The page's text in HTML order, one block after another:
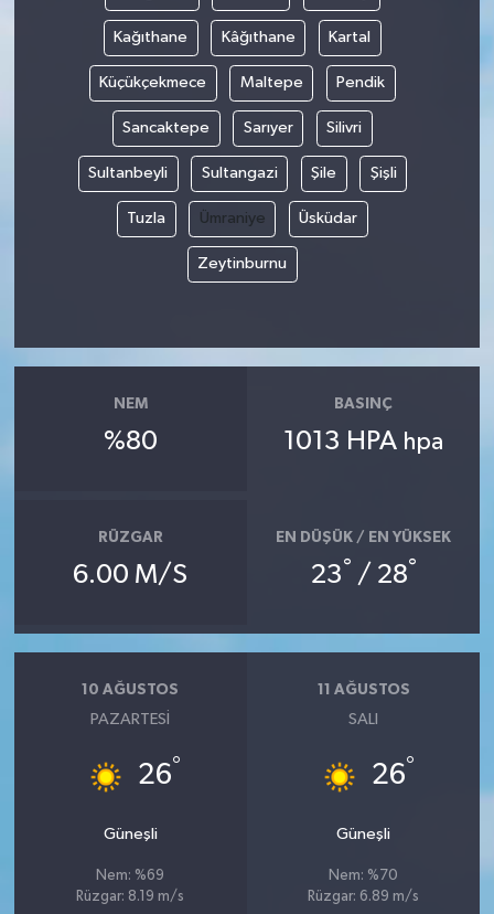
Kağıthane Kâğıthane Kartal
Küçükçekmece Maltepe Pendik
Sancaktepe Sarıyer Silivri
Sultanbeyli Sultangazi Şile Şişli
Tuzla Ümraniye Üsküdar
Zeytinburnu
NEM
%80
BASINÇ
1013 HPA hpa
RÜZGAR
6.00 M/S
EN DÜŞÜK / EN YÜKSEK
23° / 28°
10 AĞUSTOS
PAZARTESI
26°
Güneşli
Nem: %69
Rüzgar: 8.19 m/s
11 AĞUSTOS
SALI
26°
Güneşli
Nem: %70
Rüzgar: 6.89 m/s